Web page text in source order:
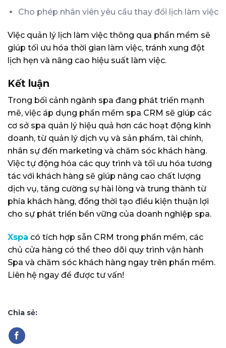
Cho phép nhân viên yêu cầu thay đổi lịch làm việc
Việc quản lý lịch làm việc thông qua phần mềm sẽ
giúp tối ưu hóa thời gian làm việc, tránh xung đột
lịch hẹn và nâng cao hiệu suất làm việc.
Kết luận
Trong bối cảnh ngành spa đang phát triển mạnh
mẽ, việc áp dụng phần mềm spa CRM sẽ giúp các
cơ sở spa quản lý hiệu quả hơn các hoạt động kinh
doanh, từ quản lý dịch vụ và sản phẩm, tài chính,
nhân sự đến marketing và chăm sóc khách hàng.
Việc tự động hóa các quy trình và tối ưu hóa tương
tác với khách hàng sẽ giúp nâng cao chất lượng
dịch vụ, tăng cường sự hài lòng và trung thành từ
phía khách hàng, đồng thời tạo điều kiện thuận lợi
cho sự phát triển bền vững của doanh nghiệp spa.
Xspa có tích hợp sẵn CRM trong phần mềm, các
chủ cửa hàng có thể theo dõi quy trình vận hành
Spa và chăm sóc khách hàng ngay trên phần mềm.
Liên hệ ngay để được tư vấn!
Chia sẻ: